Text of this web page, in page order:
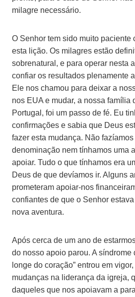
milagre necessário.
O Senhor tem sido muito paciente
esta lição. Os milagres estão
sobrenatural, e para operar nesta
confiar os resultados plenamente
Ele nos chamou para deixar a
nos EUA e mudar, a nossa família
Portugal, foi um passo de fé. Eu
confirmações e sabia que Deus
fazer esta mudança. Não
denominação nem tínhamos uma
apoiar. Tudo o que tínhamos era
Deus de que devíamos ir. Alguns
prometeram apoiar-nos
confiantes de que o Senhor
nova aventura.
Após cerca de um ano de
do nosso apoio parou. A síndrome
longe do coração” entrou em
mudanças na liderança da igreja,
daqueles que nos apoiavam a